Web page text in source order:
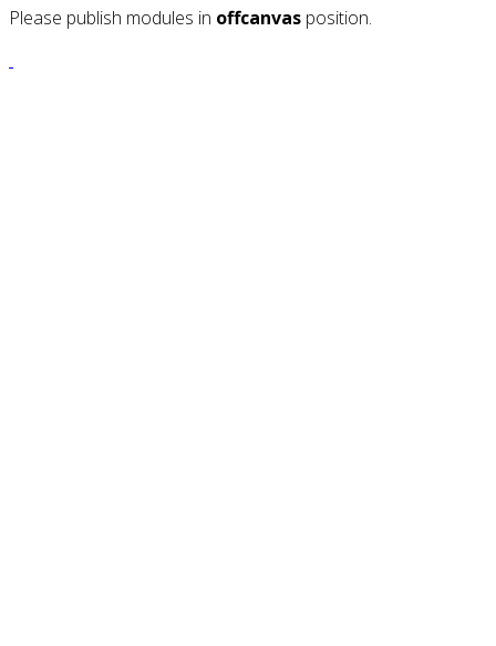
Please publish modules in offcanvas position.